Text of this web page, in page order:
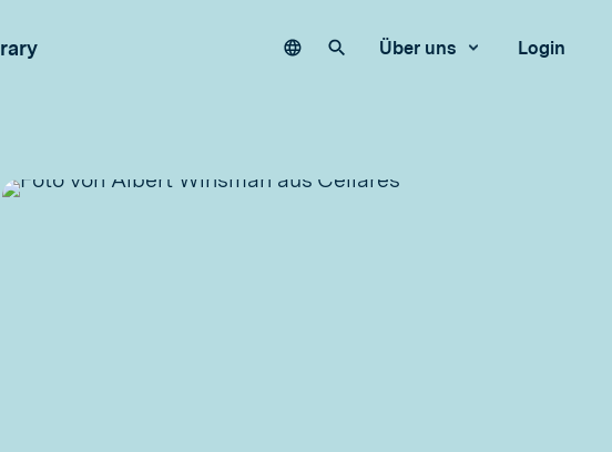
LanguageUnsere Website durchsuchen
Über uns Login